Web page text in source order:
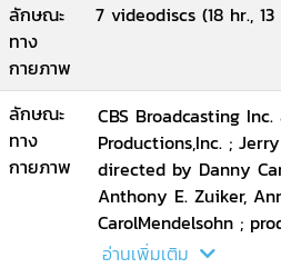
ลักษณะ
ทาง
กายภาพ
7 videodiscs (18 hr.,
ลักษณะ
ทาง
กายภาพ
CBS Broadcasting
Productions,Inc. ;
directed by Danny
Anthony E. Zuiker,
CarolMendelsohn ;
Andrew Lipsitz.
อ่านเพิ่มเติม